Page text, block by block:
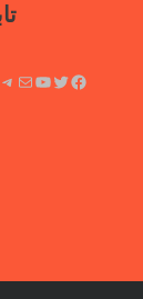
فيسبوك تويتر يوتيوب بريد تيليجرام